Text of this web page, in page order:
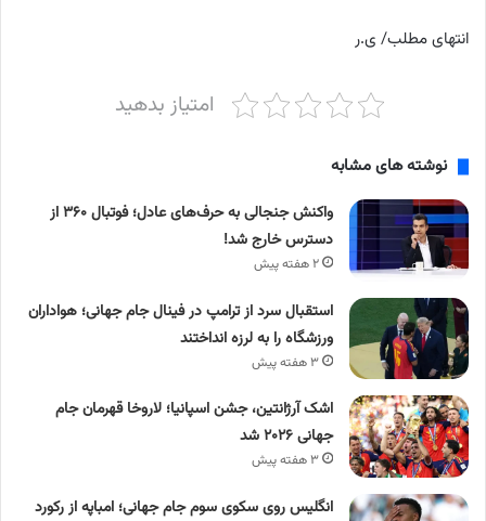
انتهای مطلب/ ی.ر
امتیاز بدهید
نوشته های مشابه
واکنش جنجالی به حرف‌های عادل؛ فوتبال ۳۶۰ از
دسترس خارج شد!
۲ هفته پیش
استقبال سرد از ترامپ در فینال جام جهانی؛ هواداران
ورزشگاه را به لرزه انداختند
۳ هفته پیش
اشک آرژانتین، جشن اسپانیا؛ لاروخا قهرمان جام
جهانی ۲۰۲۶ شد
۳ هفته پیش
انگلیس روی سکوی سوم جام جهانی؛ امباپه از رکورد